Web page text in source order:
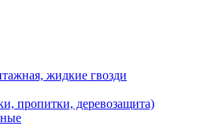
жидкие гвозди
пропитки, деревозащита)